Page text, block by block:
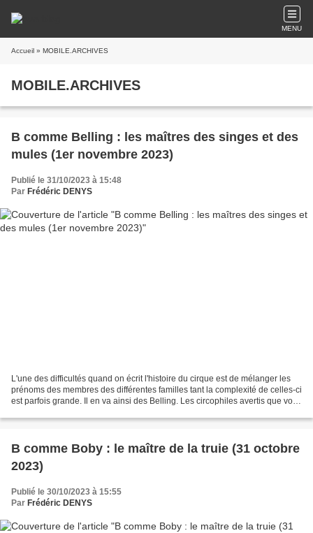
MENU
Accueil » MOBILE.ARCHIVES
MOBILE.ARCHIVES
B comme Belling : les maîtres des singes et des
mules (1er novembre 2023)
Publié le 31/10/2023 à 15:48
Par Frédéric DENYS
L'une des difficultés quand on écrit l'histoire du cirque est de mélanger les
prénoms des membres des différentes familles tant la complexité de celles-ci
est parfois grande. Il en va ainsi des Belling. Les circophiles avertis que vous
B comme Boby : le maître de la truie (31 octobre
2023)
Publié le 30/10/2023 à 15:55
Par Frédéric DENYS